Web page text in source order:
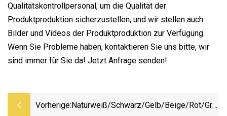
Qualitätskontrollpersonal, um die Qualität der
Produktproduktion sicherzustellen, und wir stellen auch
Bilder und Videos der Produktproduktion zur Verfügung.
Wenn Sie Probleme haben, kontaktieren Sie uns bitte, wir
sind immer für Sie da! Jetzt Anfrage senden!
Vorherige: Naturweiß/Schwarz/Gelb/Beige/Rot/Grün/